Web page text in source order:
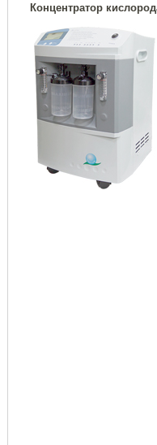
Концентратор